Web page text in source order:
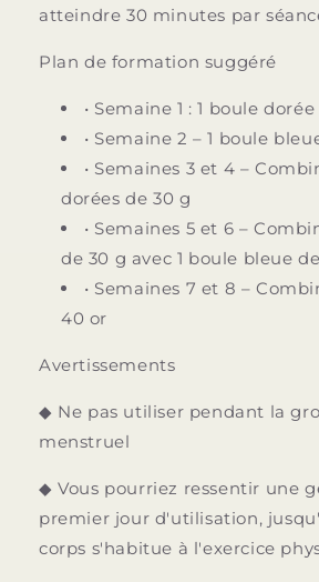
atteindre 30 minutes par
Plan de formation suggéré
• Semaine 1 : 1 boule
• Semaine 2 – 1 boule
• Semaines 3 et 4 –
dorées de 30 g
• Semaines 5 et 6 –
de 30 g avec 1 boule bleue
• Semaines 7 et 8 –
40 or
Avertissements
◆ Ne pas utiliser pendant la
menstruel
◆ Vous pourriez ressentir une
premier jour d'utilisation,
corps s'habitue à l'exercice